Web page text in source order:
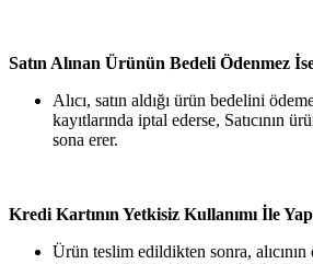
Satın Alınan Ürünün Bedeli Ödenmez
Alıcı, satın aldığı ürün bedelini
kayıtlarında iptal ederse, Satıcının
sona erer.
Kredi Kartının Yetkisiz Kullanımı İle
Ürün teslim edildikten sonra, alıcının